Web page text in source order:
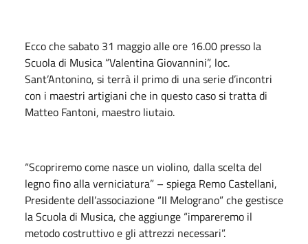
Ecco che sabato 31 maggio alle ore 16.00 presso la
Scuola di Musica “Valentina Giovannini”, loc.
Sant’Antonino, si terrà il primo di una serie d’incontri
con i maestri artigiani che in questo caso si tratta di
Matteo Fantoni, maestro liutaio.
“Scopriremo come nasce un violino, dalla scelta del
legno fino alla verniciatura” – spiega Remo Castellani,
Presidente dell’associazione “Il Melograno” che gestisce
la Scuola di Musica, che aggiunge “impareremo il
metodo costruttivo e gli attrezzi necessari”.